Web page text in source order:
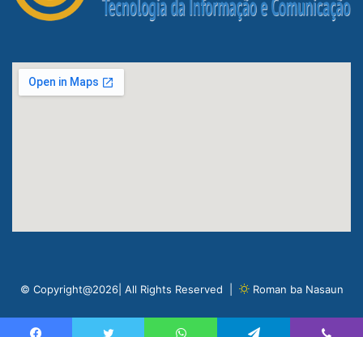
© Copyright@2026| All Rights Reserved | Roman ba Nasaun